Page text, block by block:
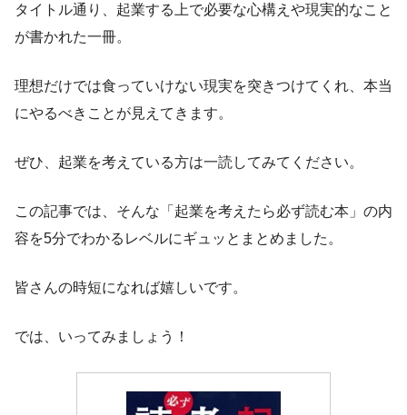
タイトル通り、起業する上で必要な心構えや現実的なこと
が書かれた一冊。
理想だけでは食っていけない現実を突きつけてくれ、本当
にやるべきことが見えてきます。
ぜひ、起業を考えている方は一読してみてください。
この記事では、そんな「起業を考えたら必ず読む本」の内
容を5分でわかるレベルにギュッとまとめました。
皆さんの時短になれば嬉しいです。
では、いってみましょう！